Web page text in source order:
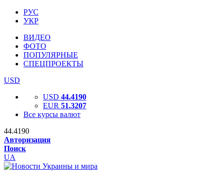
РУС
УКР
ВИДЕО
ФОТО
ПОПУЛЯРНЫЕ
СПЕЦПРОЕКТЫ
USD
USD 44.4190
EUR 51.3207
Все курсы валют
44.4190
Авторизация
Поиск
UA